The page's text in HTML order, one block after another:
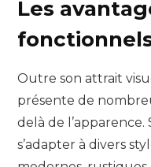
Les
Outre son attrait
présente de
delà de
s’adapter à divers